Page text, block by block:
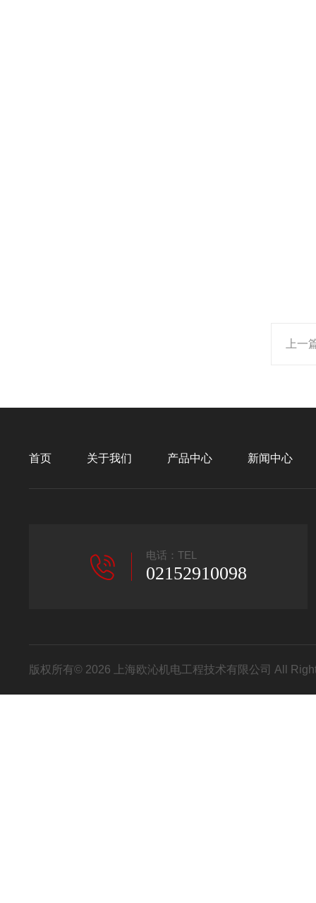
上一
首页 关于我们 产品中心 新闻中心
电话：TEL
02152910098
版权所有© 2026 上海欧沁机电工程技术有限公司 All